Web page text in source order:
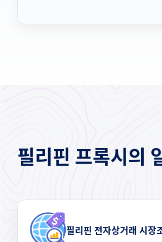
필리핀 프록시의
필리핀 전자상거래 시장